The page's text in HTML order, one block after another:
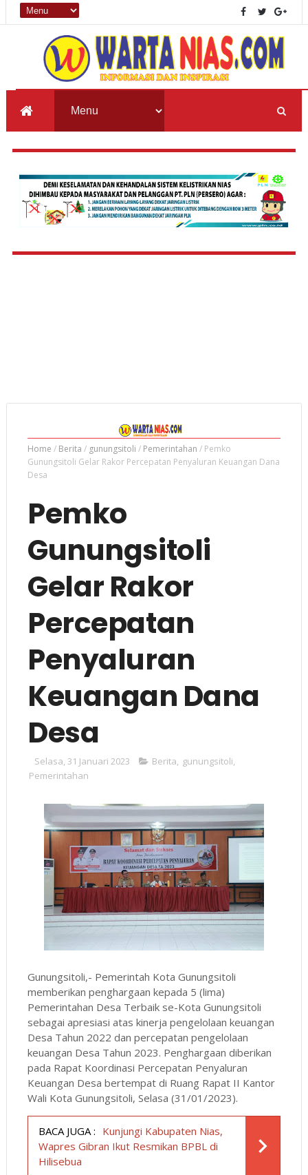
Home / Berita / gunungsitoli / Pemerintahan / Pemko
Gunungsitoli Gelar Rakor Percepatan Penyaluran Keuangan Dana
Desa
Pemko
Gunungsitoli
Gelar Rakor
Percepatan
Penyaluran
Keuangan Dana
Desa
Selasa, 31 Januari 2023 Berita, gunungsitoli,
Pemerintahan
Gunungsitoli,- Pemerintah Kota Gunungsitoli
memberikan penghargaan kepada 5 (lima)
Pemerintahan Desa Terbaik se-Kota Gunungsitoli
sebagai apresiasi atas kinerja pengelolaan keuangan
Desa Tahun 2022 dan percepatan pengelolaan
keuangan Desa Tahun 2023. Penghargaan diberikan
pada Rapat Koordinasi Percepatan Penyaluran
Keuangan Desa bertempat di Ruang Rapat II Kantor
Wali Kota Gunungsitoli, Selasa (31/01/2023).
BACA JUGA : Kunjungi Kabupaten Nias,
Wapres Gibran Ikut Resmikan BPBL di
Hilisebua